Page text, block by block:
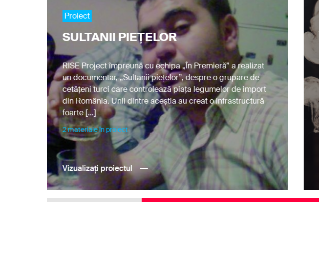
Proiect
SULTANII PIEȚELOR
RISE Project împreună cu echipa „În Premieră” a realizat
un documentar, „Sultanii piețelor”, despre o grupare de
cetățeni turci care controlează piața legumelor de import
din România. Unii dintre aceștia au creat o infrastructură
foarte […]
2 materiale în proiect
Vizualizați proiectul